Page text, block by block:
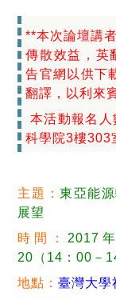
**本次論壇講
傳散效益，英
告官網以供下
翻譯，以利來
本活動報名
科學院3樓303
主題：東亞能
展望
時間： 2017
20（14：00－
地點：臺灣大學